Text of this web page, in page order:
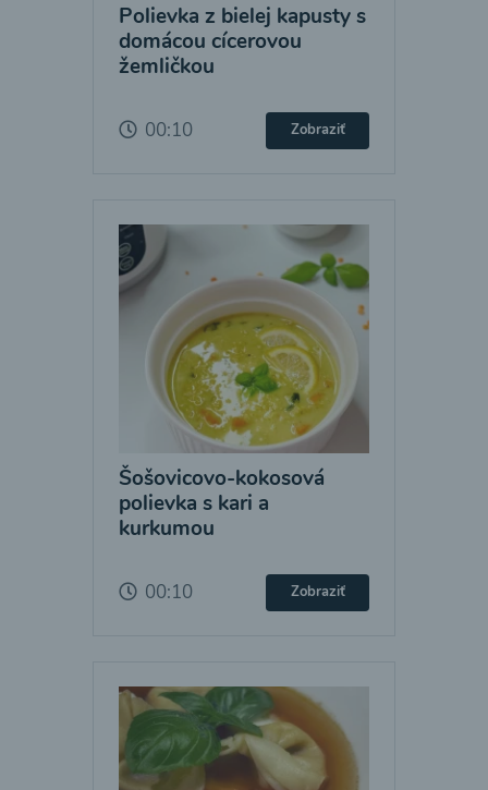
Polievka z bielej kapusty s
domácou cícerovou
žemličkou
00:10 Zobraziť
Šošovicovo-kokosová
polievka s kari a
kurkumou
00:10 Zobraziť